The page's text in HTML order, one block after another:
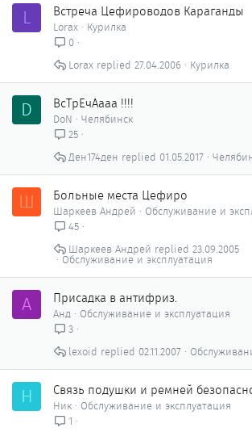
L Встреча Цефироводов Караганды
Lorax
Курилка
0
Курилка
27.04.2006
Lorax
D ВсТрЕчАааа !!!!
DoN
Челябинск
25
01.05.2017
Ден174ден
Ш Больные места Цефиро
Шаркеев Андрей
Обслуживание и
45
Обслуживание и эксплуатация
23.09.2005
Шаркеев Андрей
А Присадка в антифриз.
Анд
Обслуживание и эксплуатация
3
02.11.2007
lexoid
Н Связь подушки и ремней
Ник
Обслуживание и эксплуатация
1